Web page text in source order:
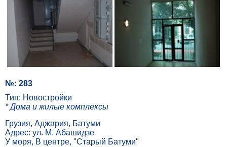
№: 283
Тип: Новостройки
* Дома и жилые комплексы
Грузия, Аджария, Батуми
Адрес: ул. М. Абашидзе
У моря, В центре, "Старый Батуми"